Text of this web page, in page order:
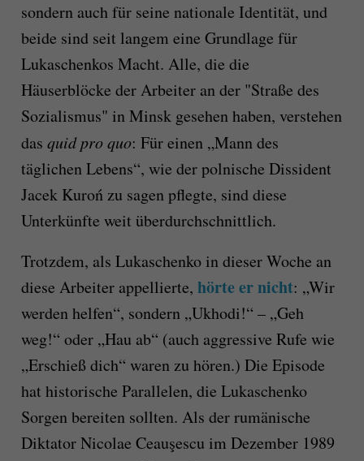
sondern auch für seine nationale Identität, und
beide sind seit langem eine Grundlage für
Lukaschenkos Macht. Alle, die die
Häuserblöcke der Arbeiter an der "Straße des
Sozialismus" in Minsk gesehen haben, verstehen
das quid pro quo: Für einen „Mann des
täglichen Lebens“, wie der polnische Dissident
Jacek Kuroń zu sagen pflegte, sind diese
Unterkünfte weit überdurchschnittlich.
Trotzdem, als Lukaschenko in dieser Woche an
diese Arbeiter appellierte, hörte er nicht: „Wir
werden helfen“, sondern „Ukhodi!“ – „Geh
weg!“ oder „Hau ab“ (auch aggressive Rufe wie
„Erschieß dich“ waren zu hören.) Die Episode
hat historische Parallelen, die Lukaschenko
Sorgen bereiten sollten. Als der rumänische
Diktator Nicolae Ceauşescu im Dezember 1989